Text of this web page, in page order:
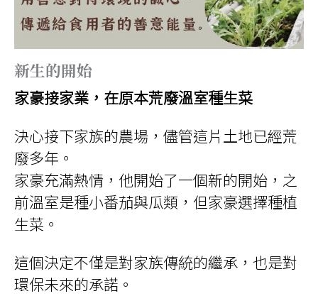
新生的開始
家豪接家業，在原本荒廢溫室種生菜
決心接下家族的農場，儘管這片土地已經荒
廢多年。
家豪充滿熱情，他開始了一個新的開始，之
前溫室是種小番茄與瓜類，但家豪選擇種植
生菜。
這個決定不僅是對家族傳統的繼承，也是對
環保未來的承諾。